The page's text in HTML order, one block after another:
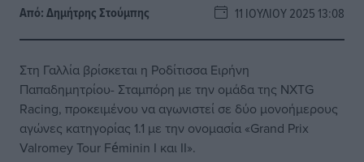
Από:Δημήτρης Στούμπης 11 ΙΟΥΛΊΟΥ 2025 13:08
Στη Γαλλία βρίσκεται η Ροδίτισσα Ειρήνη
Παπαδημητρίου- Σταμπόρη με την ομάδα της NXTG
Racing, προκειμένου να αγωνιστεί σε δύο μονοήμερους
αγώνες κατηγορίας 1.1 με την ονομασία «Grand Prix
Valromey Tour Féminin I και II».